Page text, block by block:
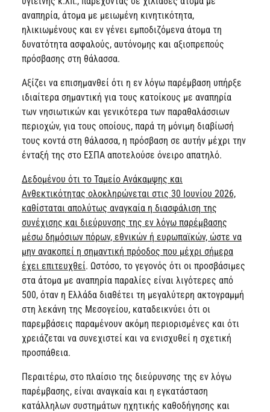
αναπηρία, άτομα με μειωμένη κινητικότητα,
ηλικιωμένους και εν γένει εμποδιζόμενα άτομα τη
δυνατότητα ασφαλούς, αυτόνομης και αξιοπρεπούς
πρόσβασης στη θάλασσα.
Αξίζει να επισημανθεί ότι η εν λόγω παρέμβαση υπήρξε
ιδιαίτερα σημαντική για τους κατοίκους με αναπηρία
των νησιωτικών και γενικότερα των παραθαλάσσιων
περιοχών, για τους οποίους, παρά τη μόνιμη διαβίωσή
τους κοντά στη θάλασσα, η πρόσβαση σε αυτήν μέχρι την
ένταξή της στο ΕΣΠΑ αποτελούσε όνειρο απατηλό.
Δεδομένου ότι το Ταμείο Ανάκαμψης και
Ανθεκτικότητας ολοκληρώνεται στις 30 Ιουνίου 2026,
καθίσταται απολύτως αναγκαία η διασφάλιση της
συνέχισης και διεύρυνσης της εν λόγω παρέμβασης
μέσω δημόσιων πόρων, εθνικών ή ευρωπαϊκών, ώστε να
μην ανακοπεί η σημαντική πρόοδος που μέχρι σήμερα
έχει επιτευχθεί. Ωστόσο, το γεγονός ότι οι προσβάσιμες
στα άτομα με αναπηρία παραλίες είναι λιγότερες από
500, όταν η Ελλάδα διαθέτει τη μεγαλύτερη ακτογραμμή
στη λεκάνη της Μεσογείου, καταδεικνύει ότι οι
παρεμβάσεις παραμένουν ακόμη περιορισμένες και ότι
χρειάζεται να συνεχιστεί και να ενισχυθεί η σχετική
προσπάθεια.
Περαιτέρω, στο πλαίσιο της διεύρυνσης της εν λόγω
παρέμβασης, είναι αναγκαία και η εγκατάσταση
κατάλληλων συστημάτων ηχητικής καθοδήγησης και